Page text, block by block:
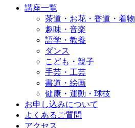
講座一覧
茶道・お花・香道・着物
趣味・音楽
語学・教養
ダンス
こども・親子
手芸・工芸
書道・絵画
健康・運動・球技
お申し込みについて
よくあるご質問
アクセス